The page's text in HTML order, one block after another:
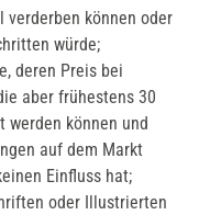
können oder
würde;
deren Preis bei
aber frühestens 30
werden können und
auf dem Markt
Einfluss hat;
oder Illustrierten